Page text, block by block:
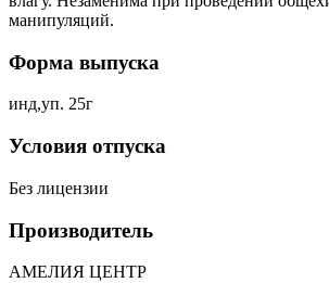
манипуляций.
Форма выпуска
инд,уп. 25г
Условия отпуска
Без лицензии
Производитель
АМЕЛИЯ ЦЕНТР